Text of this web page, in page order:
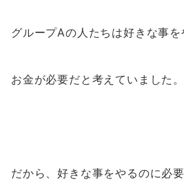
グループAの人たちは好きな事を
お金が必要だと考えていました。
だから、好きな事をやるのに必